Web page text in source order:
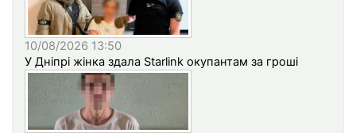
10/08/2026 13:50
У Дніпрі жінка здала Starlink окупантам за гроші